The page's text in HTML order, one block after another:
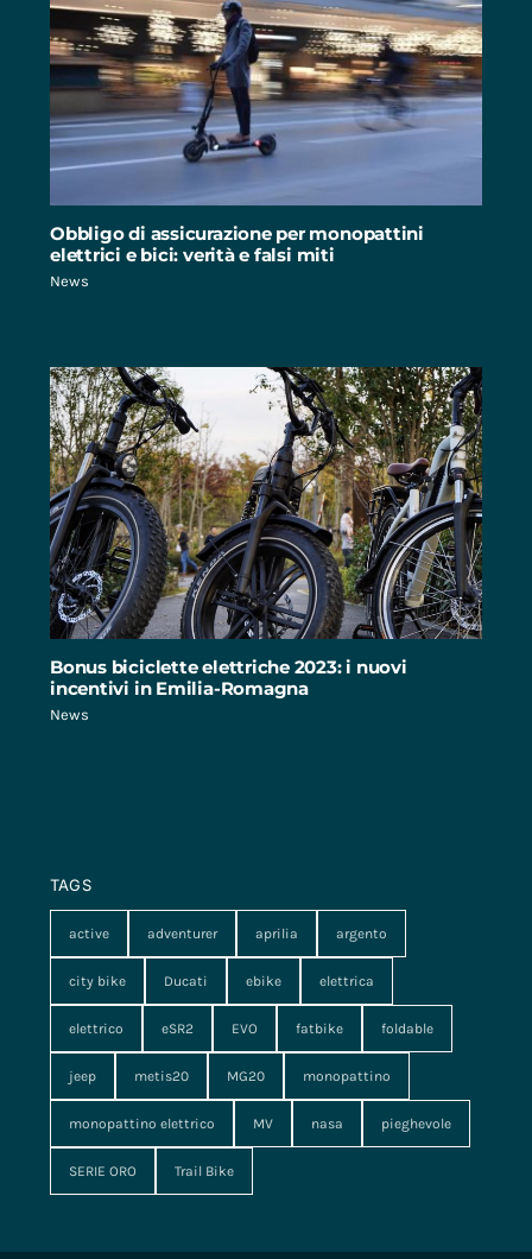
Obbligo di assicurazione per monopattini
elettrici e bici: verità e falsi miti
News
Bonus biciclette elettriche 2023: i nuovi
incentivi in Emilia-Romagna
News
TAGS
active adventurer aprilia argento
city bike Ducati ebike elettrica
elettrico eSR2 EVO fatbike foldable
jeep metis20 MG20 monopattino
monopattino elettrico MV nasa pieghevole
SERIE ORO Trail Bike